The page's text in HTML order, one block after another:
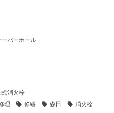
バーホール
式消火栓
理 修繕 森田 消火栓